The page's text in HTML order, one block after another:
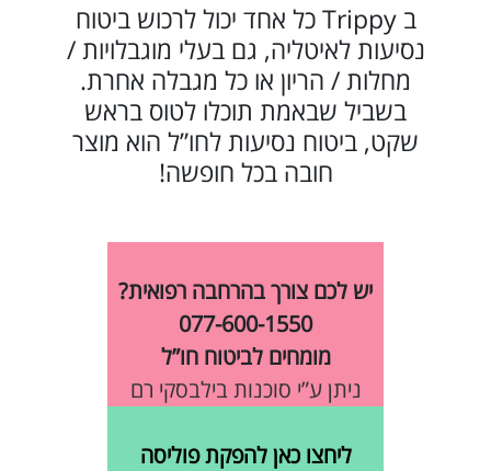
ב Trippy כל אחד יכול לרכוש ביטוח
נסיעות לאיטליה, גם בעלי מוגבלויות /
מחלות / הריון או כל מגבלה אחרת.
בשביל שבאמת תוכלו לטוס בראש
שקט, ביטוח נסיעות לחו”ל הוא מוצר
חובה בכל חופשה!
יש לכם צורך בהרחבה רפואית?
077-600-1550
מומחים לביטוח חו”ל
ניתן ע”י סוכנות בילבסקי רם
ליחצו כאן להפקת פוליסה